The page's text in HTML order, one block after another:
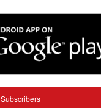
Subscribers